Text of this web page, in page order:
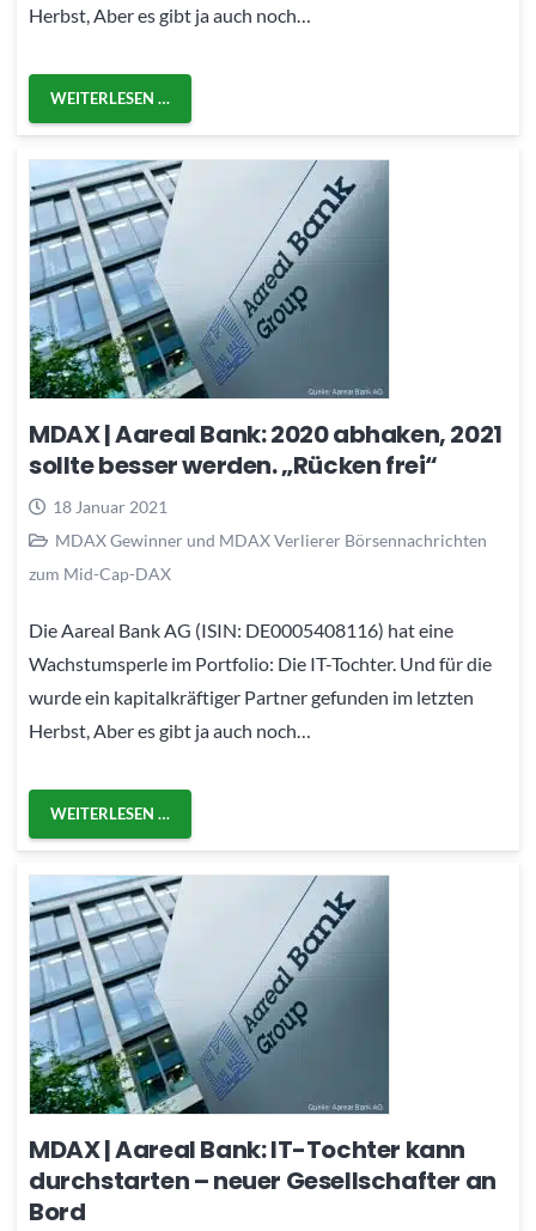
Herbst, Aber es gibt ja auch noch…
WEITERLESEN …
MDAX | Aareal Bank: 2020 abhaken, 2021
sollte besser werden. „Rücken frei“
18 Januar 2021
MDAX Gewinner und MDAX Verlierer Börsennachrichten
zum Mid-Cap-DAX
Die Aareal Bank AG (ISIN: DE0005408116) hat eine
Wachstumsperle im Portfolio: Die IT-Tochter. Und für die
wurde ein kapitalkräftiger Partner gefunden im letzten
Herbst, Aber es gibt ja auch noch…
WEITERLESEN …
MDAX | Aareal Bank: IT-Tochter kann
durchstarten – neuer Gesellschafter an
Bord